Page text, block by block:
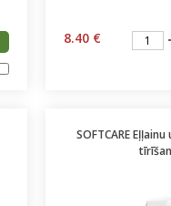
8.40 €
SOFTCARE